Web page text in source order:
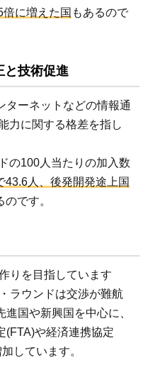
に増えた国 もあるので
と技術促進
ターネットなどの情報通
力に関する格差を指し
の100人当たりの加入数
43.6人、後発開発途上国
のです。
りを目指しています
ラウンドは交渉が難航
国や新興国を中心に、
(FTA)や経済連携協定
しています。